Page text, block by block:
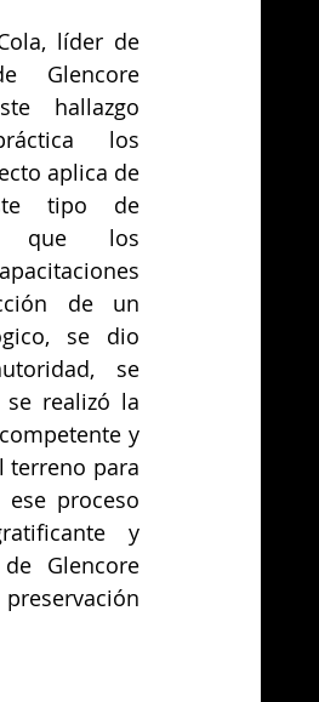
líder de
Glencore
hallazgo
los
aplica de
tipo de
que los
de un
se dio
se
se realizó la
y
terreno para
proceso
y
Glencore